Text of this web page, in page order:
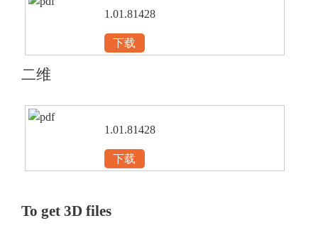
1.01.81428
下载
二维
1.01.81428
下载
To get 3D files